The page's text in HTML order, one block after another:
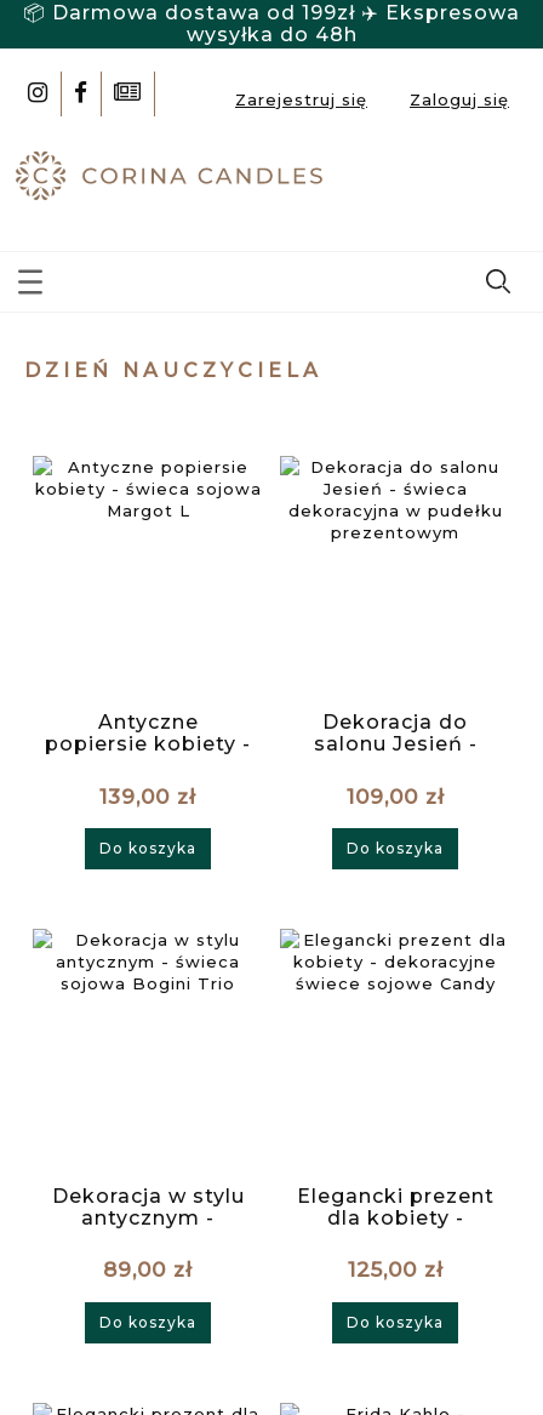
📦 Darmowa dostawa od 199zł ✈️ Ekspresowa
wysyłka do 48h
Zarejestruj się Zaloguj się
DZIEŃ NAUCZYCIELA
Antyczne
popiersie kobiety -
Margot L
139,00 zł
Do koszyka
Dekoracja do
salonu Jesień -
dekoracyjna w
pudełku
prezentowym
109,00 zł
Do koszyka
Dekoracja w stylu
antycznym -
Bogini Trio
89,00 zł
Do koszyka
Elegancki prezent
dla kobiety -
świece sojowe
Candy
125,00 zł
Do koszyka